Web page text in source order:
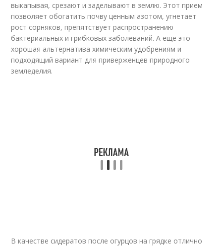
выкапывая, срезают и заделывают в землю. Этот прием
позволяет обогатить почву ценным азотом, угнетает
рост сорняков, препятствует распространению
бактериальных и грибковых заболеваний. А еще это
хорошая альтернатива химическим удобрениям и
подходящий вариант для приверженцев природного
земледелия.
В качестве сидератов после огурцов на грядке отлично